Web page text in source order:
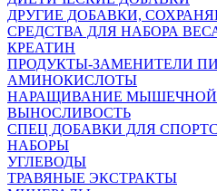
ДРУГИЕ ДОБАВКИ,
СРЕДСТВА ДЛЯ НАБОРА
КРЕАТИН
ПРОДУКТЫ-ЗАМЕНИТЕЛИ
АМИНОКИСЛОТЫ
НАРАЩИВАНИЕ
ВЫНОСЛИВОСТЬ
СПЕЦ ДОБАВКИ ДЛЯ
НАБОРЫ
УГЛЕВОДЫ
ТРАВЯНЫЕ ЭКСТРАКТЫ